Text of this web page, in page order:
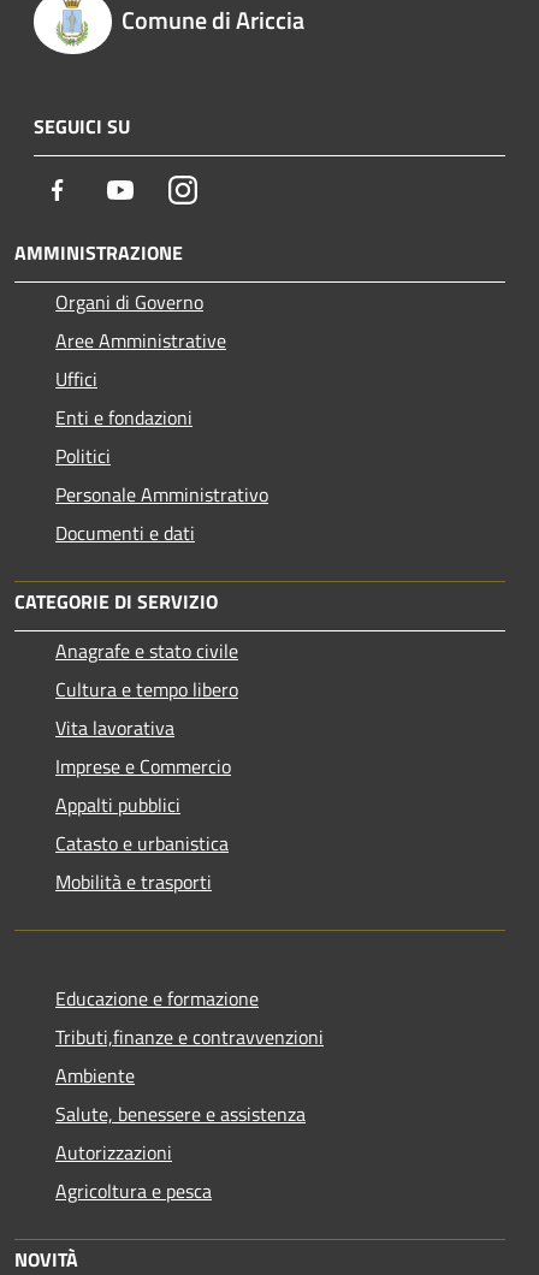
Comune di Ariccia
SEGUICI SU
Facebook YoutubeInstagram
AMMINISTRAZIONE
Organi di Governo
Aree Amministrative
Uffici
Enti e fondazioni
Politici
Personale Amministrativo
Documenti e dati
CATEGORIE DI SERVIZIO
Anagrafe e stato civile
Cultura e tempo libero
Vita lavorativa
Imprese e Commercio
Appalti pubblici
Catasto e urbanistica
Mobilità e trasporti
Educazione e formazione
Tributi,finanze e contravvenzioni
Ambiente
Salute, benessere e assistenza
Autorizzazioni
Agricoltura e pesca
NOVITÀ